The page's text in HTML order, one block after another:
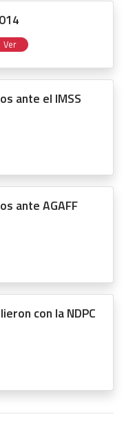
Ver
ante el IMSS
ante AGAFF
con la NDPC